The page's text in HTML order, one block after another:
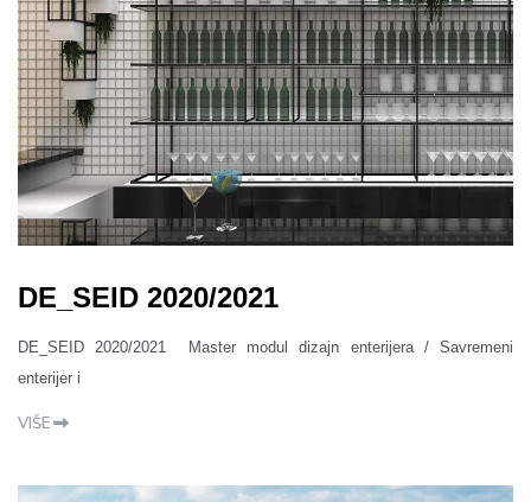
DE_SEID 2020/2021
DE_SEID 2020/2021 Master modul dizajn enterijera / Savremeni
enterijer i
VIŠE